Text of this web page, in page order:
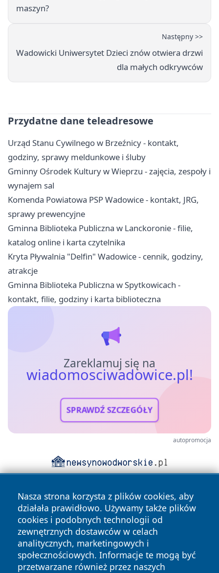
maszyn?
Następny >>
Wadowicki Uniwersytet Dzieci znów otwiera drzwi
dla małych odkrywców
Przydatne dane teleadresowe
Urząd Stanu Cywilnego w Brzeźnicy - kontakt,
godziny, sprawy meldunkowe i śluby
Gminny Ośrodek Kultury w Wieprzu - zajęcia, zespoły i
wynajem sal
Komenda Powiatowa PSP Wadowice - kontakt, JRG,
sprawy prewencyjne
Gminna Biblioteka Publiczna w Lanckoronie - filie,
katalog online i karta czytelnika
Kryta Pływalnia "Delfin" Wadowice - cennik, godziny,
atrakcje
Gminna Biblioteka Publiczna w Spytkowicach -
kontakt, filie, godziny i karta biblioteczna
Zareklamuj się na
wiadomosciwadowice.pl!
SPRAWDŹ SZCZEGÓŁY
autopromocja
Nasza strona korzysta z plików cookies, aby
działała prawidłowo. Używamy także plików
cookies i podobnych technologii od
zewnętrznych dostawców w celach
analitycznych, marketingowych i
społecznościowych. Informacje te mogą być
przetwarzane również przez naszych
Copyright © 2026 wiadomosciwadowice.pl Wszystkie prawa
zastrzeżone.